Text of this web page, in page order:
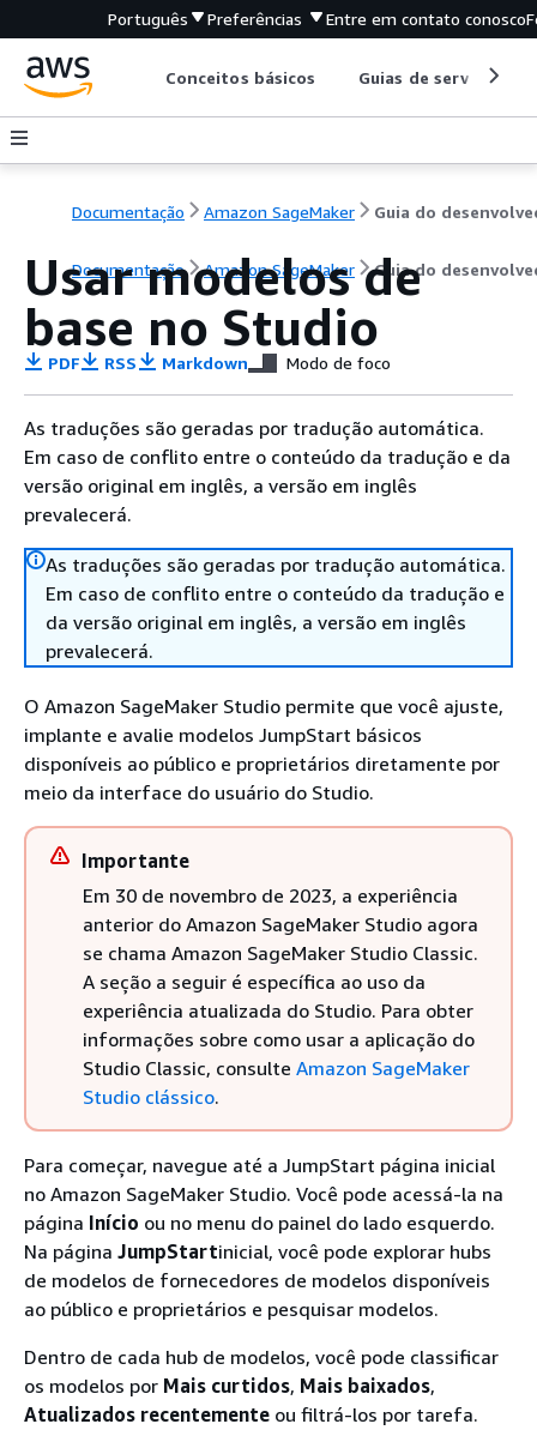
Português Preferências Entre em contato conosco
Conceitos básicos Guias de serviço
Documentação Amazon SageMaker
Documentação Amazon SageMaker Guia do
Usar modelos de
base no Studio
PDF RSS Markdown Modo de foco
As traduções são geradas por tradução automática.
Em caso de conflito entre o conteúdo da tradução e da
versão original em inglês, a versão em inglês
prevalecerá.
As traduções são geradas por tradução automática.
Em caso de conflito entre o conteúdo da tradução e
da versão original em inglês, a versão em inglês
prevalecerá.
O Amazon SageMaker Studio permite que você ajuste,
implante e avalie modelos JumpStart básicos
disponíveis ao público e proprietários diretamente por
meio da interface do usuário do Studio.
Importante
Em 30 de novembro de 2023, a experiência
anterior do Amazon SageMaker Studio agora
se chama Amazon SageMaker Studio Classic.
A seção a seguir é específica ao uso da
experiência atualizada do Studio. Para obter
informações sobre como usar a aplicação do
Studio Classic, consulte Amazon SageMaker
Studio clássico.
Para começar, navegue até a JumpStart página inicial
no Amazon SageMaker Studio. Você pode acessá-la na
página Início ou no menu do painel do lado esquerdo.
Na página JumpStartinicial, você pode explorar hubs
de modelos de fornecedores de modelos disponíveis
ao público e proprietários e pesquisar modelos.
Dentro de cada hub de modelos, você pode classificar
os modelos por Mais curtidos, Mais baixados,
Atualizados recentemente ou filtrá-los por tarefa.